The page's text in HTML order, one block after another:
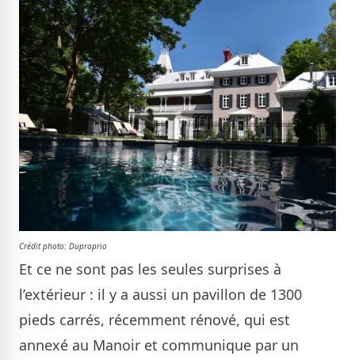
Crédit photo: Duproprio
Et ce ne sont pas les seules surprises à
l’extérieur : il y a aussi un pavillon de 1300
pieds carrés, récemment rénové, qui est
annexé au Manoir et communique par un